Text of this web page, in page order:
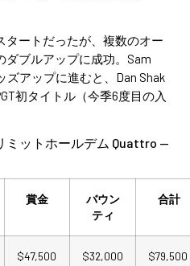
タートだったが、複数のオー
ダブルアップに成功。Sam
アップに進むと、Dan Shak
初タイトル（今季6度目の入
ミットホールデム Quattro —
賞金
バウン
ティ
合計
$47,500 $32,000 $79,500